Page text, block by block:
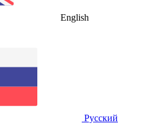
English
Русский